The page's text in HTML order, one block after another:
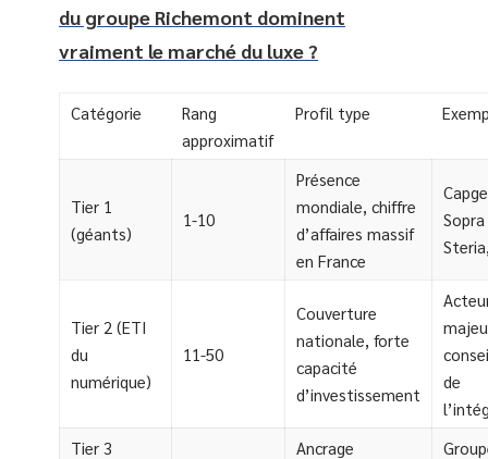
du groupe Richemont dominent
vraiment le marché du luxe ?
Catégorie
Rang
approximatif
Profil type
Tier 1
(géants)
1-10
Présence
mondiale, chiffre
d’affaires massif
en France
Sopra
Tier 2 (ETI
du
numérique)
11-50
Couverture
nationale, forte
capacité
d’investissement
de
Tier 3
Ancrage